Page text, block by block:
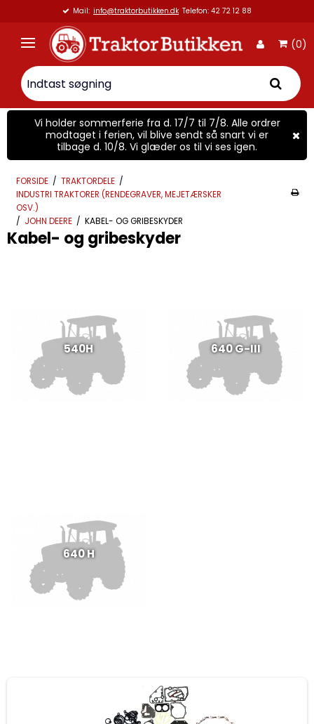
Mail: info@traktorbutikken.dk Telefon: 42 72 12 88
(0)
Vi holder sommerferie fra d. 17/7 til 7/8. Alle ordrer
modtaget i ferien, vil blive sendt så snart vi er
tilbage d. 10/8. Vi glæder os til vi ses igen.
FORSIDE / TRAKTORDELE /
INDUSTRI TRAKTORER (RENDEGRAVER, MEJETÆRSKER
OSV.)
/ JOHN DEERE / KABEL- OG GRIBESKYDER
Kabel- og gribeskyder
540H 640 G-III
640 H